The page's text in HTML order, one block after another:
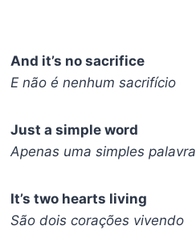
And it’s no sacrifice
E não é nenhum sacrifício
Just a simple word
Apenas uma simples palavra
It’s two hearts living
São dois corações vivendo